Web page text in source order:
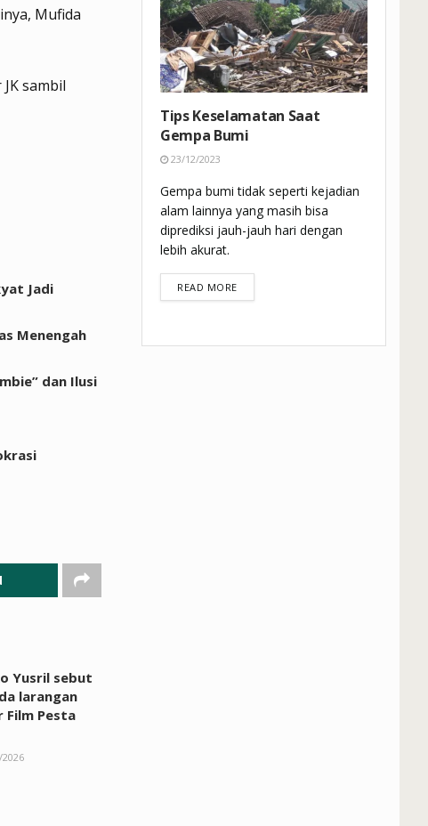
Mufida
sambil
Jadi
Menengah
dan Ilusi
Yusril sebut
larangan
Film Pesta
Tips Keselamatan Saat
Gempa Bumi
23/12/2023
Gempa bumi tidak seperti kejadian
alam lainnya yang masih bisa
diprediksi jauh-jauh hari dengan
lebih akurat.
READ MOREDETAILS